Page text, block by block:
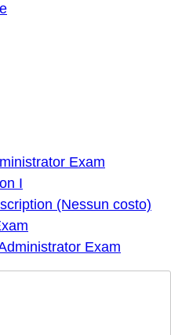
Exam
I
(Nessun costo)
Exam